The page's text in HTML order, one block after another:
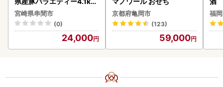
セット_K033-057-2609
宮崎県串間市
(0)
24,000
京都府亀岡市
(123)
59,000
福